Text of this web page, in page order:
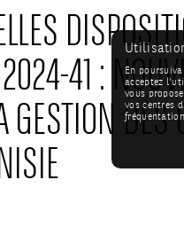
41 :
GESTION DES
En
acceptez
vous
vos centres